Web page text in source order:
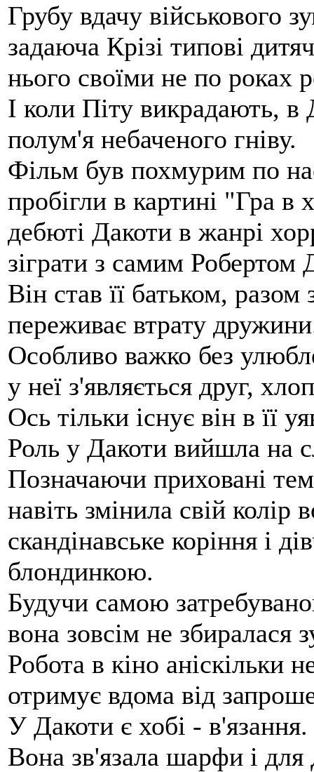
Грубу вдачу військового
задаюча Крізі типові
нього своїми не по роках
І коли Піту викрадають, в
полум'я небаченого гніву.
Фільм був похмурим по
пробігли в картині "Гра
дебюті Дакоти в жанрі
зіграти з самим Робертом
Він став її батьком,
переживає втрату
Особливо важко без
у неї з'являється друг,
Ось тільки існує він в її
Роль у Дакоти вийшла на
Позначаючи приховані
навіть змінила свій колір
скандінавське коріння і
блондинкою.
Будучи самою
вона зовсім не збиралася
Робота в кіно аніскільки
отримує вдома від
У Дакоти є хобі - в'язання.
Вона зв'язала шарфи і